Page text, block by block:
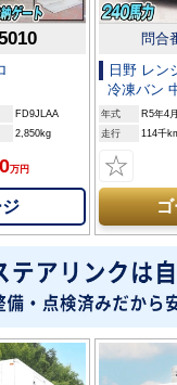
FD9JLAA
2,850kg
万円
問合
日野 レン
冷凍バン
年式 R5年4月
走行
114千
☆
ゴ